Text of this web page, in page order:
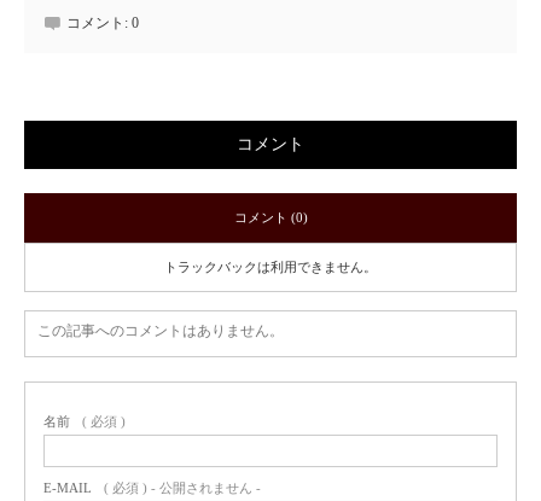
コメント: 0
コメント
コメント (0)
トラックバックは利用できません。
この記事へのコメントはありません。
名前 ( 必須 )
E-MAIL ( 必須 ) - 公開されません -